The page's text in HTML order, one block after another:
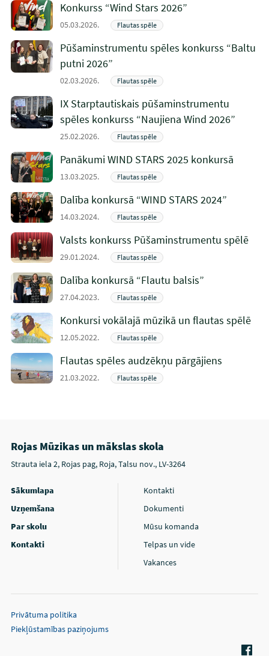
Konkurss “Wind Stars 2026”
05.03.2026. Flautas spēle
Pūšaminstrumentu spēles konkurss “Baltu
putni 2026”
02.03.2026. Flautas spēle
IX Starptautiskais pūšaminstrumentu
spēles konkurss “Naujiena Wind 2026”
25.02.2026. Flautas spēle
Panākumi WIND STARS 2025 konkursā
13.03.2025. Flautas spēle
Dalība konkursā “WIND STARS 2024”
14.03.2024. Flautas spēle
Valsts konkurss Pūšaminstrumentu spēlē
29.01.2024. Flautas spēle
Dalība konkursā “Flautu balsis”
27.04.2023. Flautas spēle
Konkursi vokālajā mūzikā un flautas spēlē
12.05.2022. Flautas spēle
Flautas spēles audzēkņu pārgājiens
21.03.2022. Flautas spēle
Rojas Mūzikas un mākslas skola
Strauta iela 2, Rojas pag, Roja, Talsu nov., LV-3264
Sākumlapa
Uzņemšana
Par skolu
Kontakti
Kontakti
Dokumenti
Mūsu komanda
Telpas un vide
Vakances
Privātuma politika
Piekļūstamības paziņojums